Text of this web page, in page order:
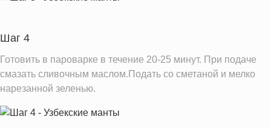
Шаг 4
Готовить в пароварке в течение 20-25 минут. При подаче
смазать сливочным маслом.Подать со сметаной и мелко
нарезанной зеленью.